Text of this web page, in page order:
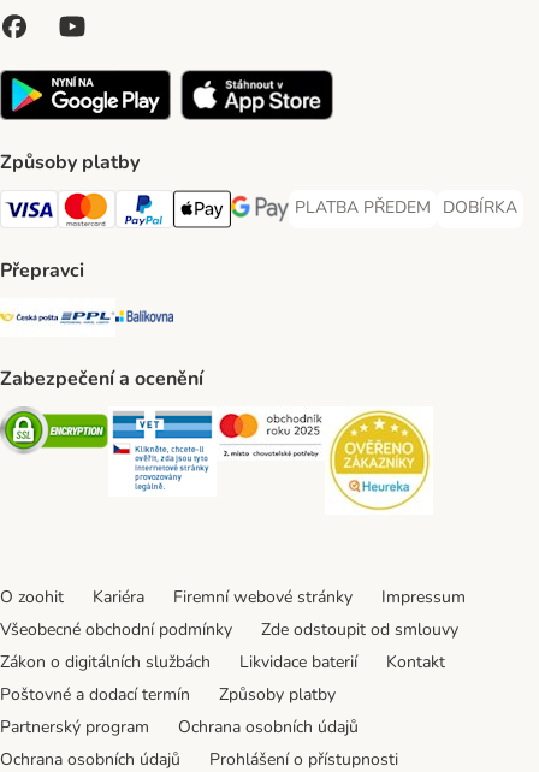
Způsoby platby
Visa Payment Method
Mastercard Payment Method
PayPal Payment Method
Apple pay Payment Method
GooglePay Payment Method
PLATBA PŘEDEM
PLATBA PŘEDEM Payment
DOBÍRKA
DOBÍRKA
Přepravci
Česká pošta Shipping Method
PPL Shipping Method
Balíkovna Shipping Method
Zabezpečení a ocenění
Security Security Security
O zoohit Kariéra Firemní webové stránky
Impressum
Všeobecné obchodní podmínky
Zde odstoupit od smlouvy
Zákon o digitálních službách
Likvidace baterií
Kontakt
Poštovné a dodací termín
Způsoby platby
Partnerský program
Ochrana osobních údajů
Ochrana osobních údajů
Prohlášení o přístupnosti